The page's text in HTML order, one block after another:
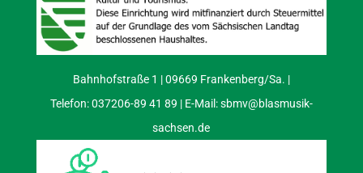
Bahnhofstraße 1 | 09669 Frankenberg/Sa. |
Telefon: 037206-89 41 89 | E-Mail:sbmv@blasmusik-
sachsen.de